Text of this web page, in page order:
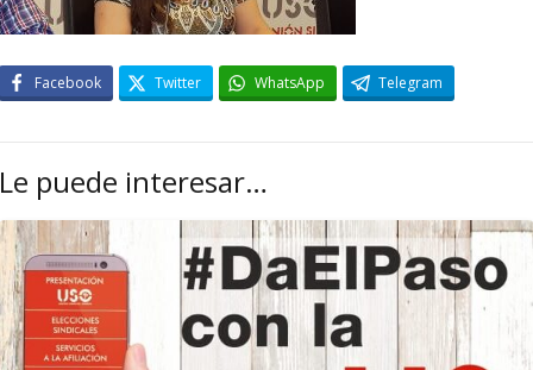
Facebook Twitter WhatsApp Telegram
Le puede interesar…